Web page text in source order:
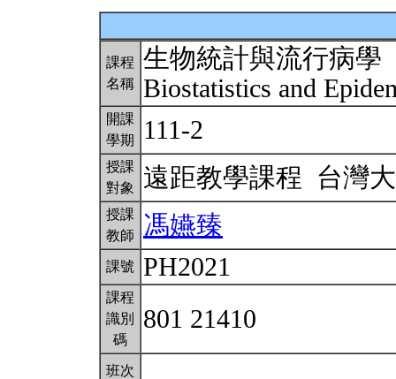
課程
名稱
生物統計與流行病學
Biostatistics and
開課
學期
111-2
授課
對象
遠距教學課程 台灣
授課
教師
馮嬿臻
課號 PH2021
課程
識別
碼
801 21410
班次